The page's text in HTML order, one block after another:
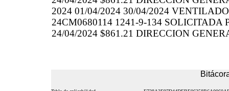
2024 01/04/2024 30/04/2024
24CM0680114 1241-9-134 SOLICITADA
24/04/2024 $861.21 DIRECCION